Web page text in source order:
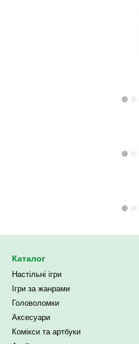
Каталог
Настільні ігри
Ігри за жанрами
Головоломки
Аксесуари
Комікси та артбуки